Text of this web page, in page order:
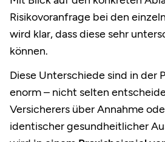
Risikovoranfrage bei den
wird klar, dass diese sehr
können.
Diese Unterschiede sind in der
enorm – nicht selten
Versicherers über Annahme
identischer gesundheitlicher